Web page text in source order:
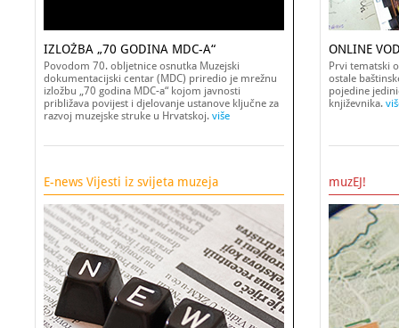
IZLOŽBA „70 GODINA MDC-A“
Povodom 70. obljetnice osnutka Muzejski
dokumentacijski centar (MDC) priredio je mrežnu
izložbu „70 godina MDC-a“ kojom javnosti
približava povijest i djelovanje ustanove ključne za
razvoj muzejske struke u Hrvatskoj. više
E-news Vijesti iz svijeta muzeja
ONLINE
Prvi tematski
ostale
pojedine
književnika.
muzEJ!